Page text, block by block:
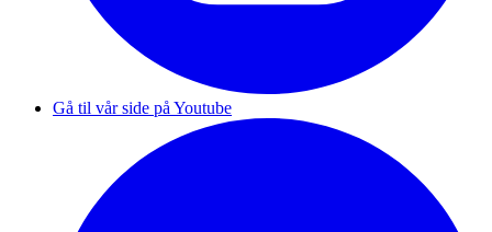
Gå til vår side på Youtube